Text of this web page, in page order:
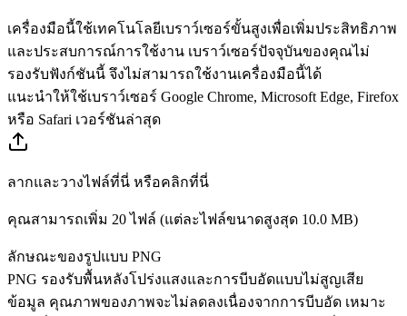
เครื่องมือนี้ใช้เทคโนโลยีเบราว์เซอร์ขั้นสูงเพื่อเพิ่มประสิทธิภาพ
และประสบการณ์การใช้งาน เบราว์เซอร์ปัจจุบันของคุณไม่
รองรับฟังก์ชันนี้ จึงไม่สามารถใช้งานเครื่องมือนี้ได้
แนะนำให้ใช้เบราว์เซอร์ Google Chrome, Microsoft Edge, Firefox
หรือ Safari เวอร์ชันล่าสุด
ลากและวางไฟล์ที่นี่ หรือคลิกที่นี่
คุณสามารถเพิ่ม 20 ไฟล์ (แต่ละไฟล์ขนาดสูงสุด 10.0 MB)
ลักษณะของรูปแบบ PNG
PNG รองรับพื้นหลังโปร่งแสงและการบีบอัดแบบไม่สูญเสีย
ข้อมูล คุณภาพของภาพจะไม่ลดลงเนื่องจากการบีบอัด เหมาะ